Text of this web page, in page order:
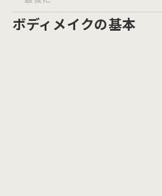
ボディメイクの基本